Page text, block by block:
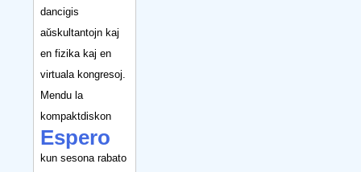
dancigis
aŭskultantojn kaj
en fizika kaj en
virtuala kongresoj.
Mendu la
kompaktdiskon
Espero
kun sesona rabato